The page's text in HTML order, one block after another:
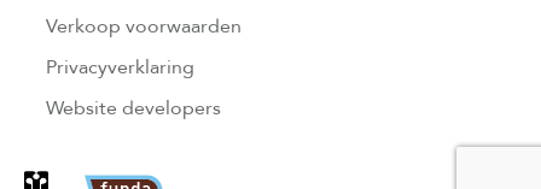
Verkoop voorwaarden
Privacyverklaring
Website developers